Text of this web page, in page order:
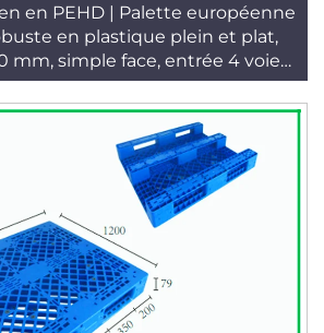
en PEHD | Palette européenne
en plastique plein et plat,
mm, simple face, entrée 4 voies,
référence T60